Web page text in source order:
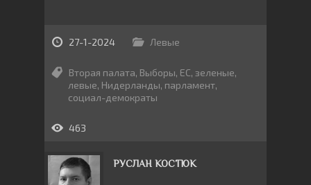
27-1-2024 Левые
Вторая палата, Выборы, ЕС, зеленые,
левые, Нидерланды, парламент,
социал-демократы
463
РУСЛАН КОСТЮК